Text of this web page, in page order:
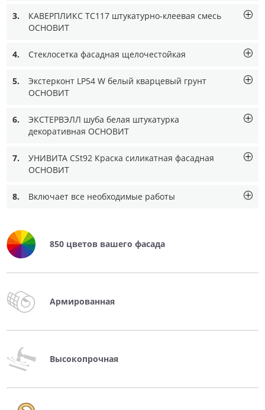
3.
КАВЕРПЛИКС TC117 штукатурно-клеевая смесь
ОСНОВИТ
4. Стеклосетка фасадная щелочестойкая
5.
Экстерконт LP54 W белый кварцевый грунт
ОСНОВИТ
6.
ЭКСТЕРВЭЛЛ шуба белая штукатурка
декоративная ОСНОВИТ
7.
УНИВИТА CSt92 Краска силикатная фасадная
ОСНОВИТ
8. Включает все необходимые работы
850 цветов вашего фасада
Армированная
Высокопрочная